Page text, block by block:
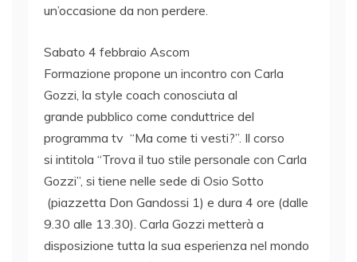
un’occasione da non perdere.
Sabato 4 febbraio Ascom
Formazione propone un incontro con Carla
Gozzi, la style coach conosciuta al
grande pubblico come conduttrice del
programma tv “Ma come ti vesti?”. Il corso
si intitola “Trova il tuo stile personale con Carla
Gozzi”, si tiene nelle sede di Osio Sotto
(piazzetta Don Gandossi 1) e dura 4 ore (dalle
9.30 alle 13.30). Carla Gozzi metterà a
disposizione tutta la sua esperienza nel mondo